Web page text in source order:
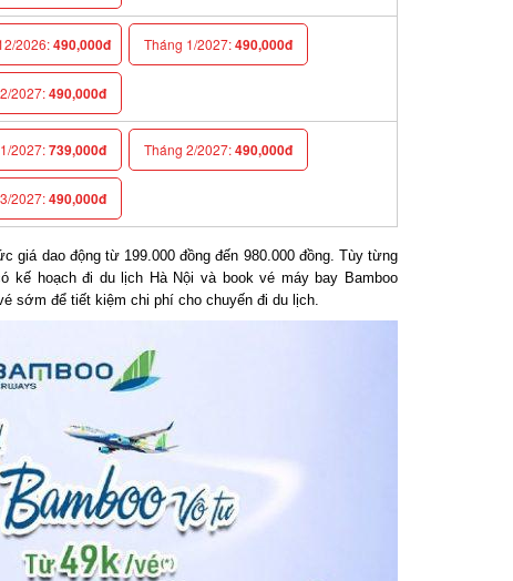
2026:490,000đ Tháng 1/2027:490,000đ
2027:490,000đ
2027:739,000đ Tháng 2/2027:490,000đ
2027:490,000đ
giá dao động từ 199.000 đồng đến 980.000 đồng. Tùy từng
hoạch đi du lịch Hà Nội và book vé máy bay Bamboo
sớm để tiết kiệm chi phí cho chuyến đi du lịch.